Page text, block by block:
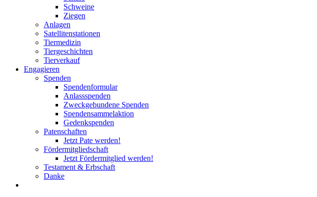
Schweine
Ziegen
Anlagen
Satellitenstationen
Tiermedizin
Tiergeschichten
Tierverkauf
Engagieren
Spenden
Spendenformular
Anlassspenden
Zweckgebundene Spenden
Spendensammelaktion
Gedenkspenden
Patenschaften
Jetzt Pate werden!
Fördermitgliedschaft
Jetzt Fördermitglied werden!
Testament & Erbschaft
Danke